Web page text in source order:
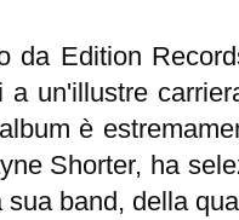
da Edition
un'illustre
è
Shorter, ha
band, della